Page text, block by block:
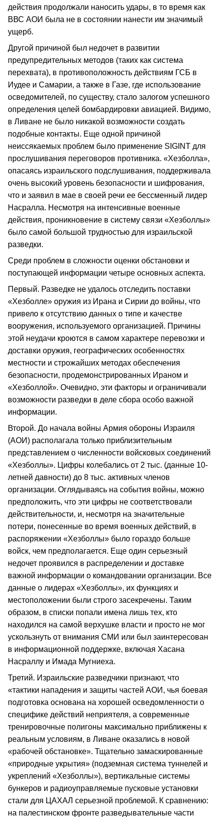
действия продолжали наносить удары, в то время как
ВВС АОИ была не в состоянии нанести им значимый
ущерб.
Другой причиной был недочет в развитии
предупредительных методов (таких как система
перехвата), в противоположность действиям ГСБ в
Иудее и Самарии, а также в Газе, где использование
осведомителей, по существу, стало залогом успешного
определения целей бомбардировки авиацией. Видимо,
в Ливане не было никакой возможности создать
подобные контакты. Еще одной причиной
неиссякаемых проблем было применение SIGINT для
прослушивания переговоров противника. «Хезболла»,
опасаясь израильского подслушивания, поддерживала
очень высокий уровень безопасности и шифрования,
что и заявил в мае в своей речи ее бессменный лидер
Насралла. Несмотря на интенсивные военные
действия, проникновение в систему связи «Хезболлы»
было самой большой трудностью для израильской
разведки.
Среди проблем в сложности оценки обстановки и
поступающей информации четыре основных аспекта.
Первый. Разведке не удалось отследить поставки
«Хезболле» оружия из Ирана и Сирии до войны, что
привело к отсутствию данных о типе и качестве
вооружения, используемого организацией. Причины
этой неудачи кроются в самом характере перевозки и
доставки оружия, географических особенностях
местности и строжайших методах обеспечения
безопасности, продемонстрированных Ираном и
«Хезболлой». Очевидно, эти факторы и ограничивали
возможности разведки в деле сбора особо важной
информации.
Второй. До начала войны Армия обороны Израиля
(АОИ) располагала только приблизительным
представлением о численности войсковых соединений
«Хезболлы». Цифры колебались от 2 тыс. (данные 10-
летней давности) до 8 тыс. активных членов
организации. Оглядываясь на события войны, можно
предположить, что эти цифры не соответствовали
действительности, и, несмотря на значительные
потери, понесенные во время военных действий, в
распоряжении «Хезболлы» было гораздо больше
войск, чем предполагается. Еще один серьезный
недочет проявился в распределении и доставке
важной информации о командовании организации. Все
данные о лидерах «Хезболлы», их функциях и
местоположении были строго засекречены. Таким
образом, в списки попали имена лишь тех, кто
находился на самой верхушке власти и просто не мог
ускользнуть от внимания СМИ или был заинтересован
в информационной поддержке, включая Хасана
Насраллу и Имада Мугниеха.
Третий. Израильские разведчики признают, что
«тактики нападения и защиты частей АОИ, чья боевая
подготовка основана на хорошей осведомленности о
специфике действий неприятеля, а современные
тренировочные полигоны максимально приближены к
реальным условиям, в Ливане оказались в новой
«рабочей обстановке». Тщательно замаскированные
«природные укрытия» (подземная система туннелей и
укреплений «Хезболлы»), вертикальные системы
бункеров и радиоуправляемые пусковые установки
стали для ЦАХАЛ серьезной проблемой. К сравнению:
на палестинском фронте разведывательные части